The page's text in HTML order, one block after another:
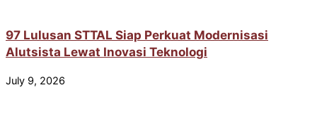
97 Lulusan STTAL Siap Perkuat Modernisasi
Alutsista Lewat Inovasi Teknologi
July 9, 2026